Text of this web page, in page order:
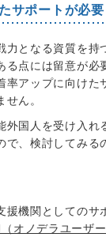
サポートが必
力となる資質を持
る点には留意が必
率アップに向けた
ん。
外国人を受け入れ
で、検討してみる
援機関としてのサ
オノデラユーザー